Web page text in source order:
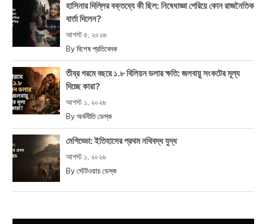
হাসিনার দিল্লির বক্তব্যে কী ছিল: নিষেধাজ্ঞা পেরিয়ে কোন রাজনৈতিক
বার্তা দিলেন?
আগস্ট ৫, ২০২৬
By বিশেষ প্রতিবেদক
তীব্র গরমে বছরে ১.৮ বিলিয়ন ডলার ক্ষতি: জলবায়ু সংকটের মূল্য
দিচ্ছে কারা?
আগস্ট ১, ২০২৬
By অর্থনীতি ডেস্ক
মেগিড্ডো: ইতিহাসের প্রথম নথিবদ্ধ যুদ্ধ
আগস্ট ১, ২০২৬
By স্টেটওয়াচ ডেস্ক